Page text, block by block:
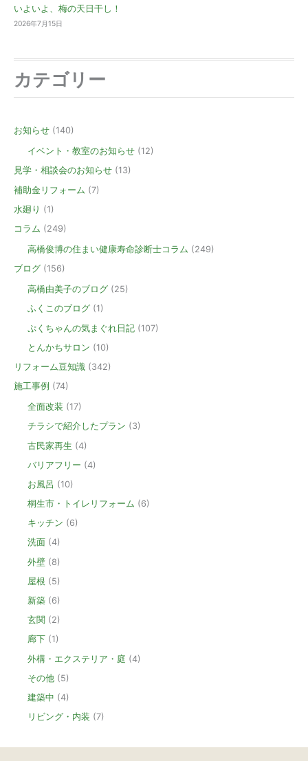
いよいよ、梅の天日干し！
2026年7月15日
カテゴリー
お知らせ (140)
イベント・教室のお知らせ (12)
見学・相談会のお知らせ (13)
補助金リフォーム (7)
水廻り (1)
コラム (249)
高橋俊博の住まい健康寿命診断士コラム (249)
ブログ (156)
高橋由美子のブログ (25)
ふくこのブログ (1)
ぷくちゃんの気まぐれ日記 (107)
とんかちサロン (10)
リフォーム豆知識 (342)
施工事例 (74)
全面改装 (17)
チラシで紹介したプラン (3)
古民家再生 (4)
バリアフリー (4)
お風呂 (10)
桐生市・トイレリフォーム (6)
キッチン (6)
洗面 (4)
外壁 (8)
屋根 (5)
新築 (6)
玄関 (2)
廊下 (1)
外構・エクステリア・庭 (4)
その他 (5)
建築中 (4)
リビング・内装 (7)